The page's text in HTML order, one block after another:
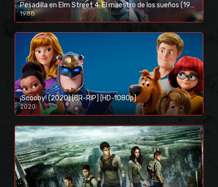
Pesadilla en Elm Street 4: El maestro de los sueños (1988) [BR-RIP] [HD-1080p]
1988
¡Scooby! (2020) [BR-RIP] [HD-1080p]
2020
1080p/720p